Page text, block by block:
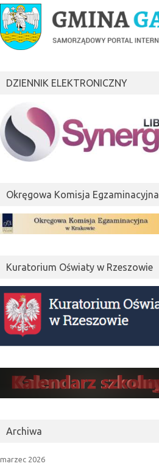
DZIENNIK ELEKTRONICZNY
Okręgowa Komisja Egzaminacyjna
Kuratorium Oświaty w Rzeszowie
Archiwa
marzec 2026